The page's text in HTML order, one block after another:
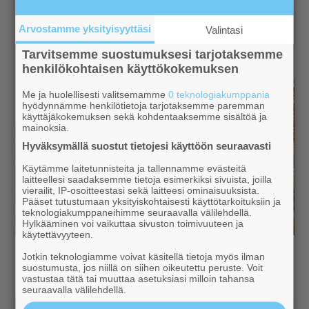
Arvostamme yksityisyyttäsi Valintasi
Tarvitsemme suostumuksesi tarjotaksemme
henkilökohtaisen käyttökokemuksen
Me ja huolellisesti valitsemamme0 teknologiakumppania
hyödynnämme henkilötietoja tarjotaksemme paremman
käyttäjäkokemuksen sekä kohdentaaksemme sisältöä ja
mainoksia.
Hyväksymällä suostut tietojesi käyttöön seuraavasti
Käytämme laitetunnisteita ja tallennamme evästeitä
laitteellesi saadaksemme tietoja esimerkiksi sivuista, joilla
vierailit, IP-osoitteestasi sekä laitteesi ominaisuuksista.
Pääset tutustumaan yksityiskohtaisesti käyttötarkoituksiin ja
teknologiakumppaneihimme seuraavalla välilehdellä.
Hylkääminen voi vaikuttaa sivuston toimivuuteen ja
käytettävyyteen.
Jotkin teknologiamme voivat käsitellä tietoja myös ilman
suostumusta, jos niillä on siihen oikeutettu peruste. Voit
vastustaa tätä tai muuttaa asetuksiasi milloin tahansa
seuraavalla välilehdellä.